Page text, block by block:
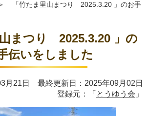
「竹たま里山まつり 2025.3.20 」のお手
山まつり 2025.3.20 」の
伝いをしました
月21日 最終更新日：2025年09月02日
登録元：「 とうゆう会 」